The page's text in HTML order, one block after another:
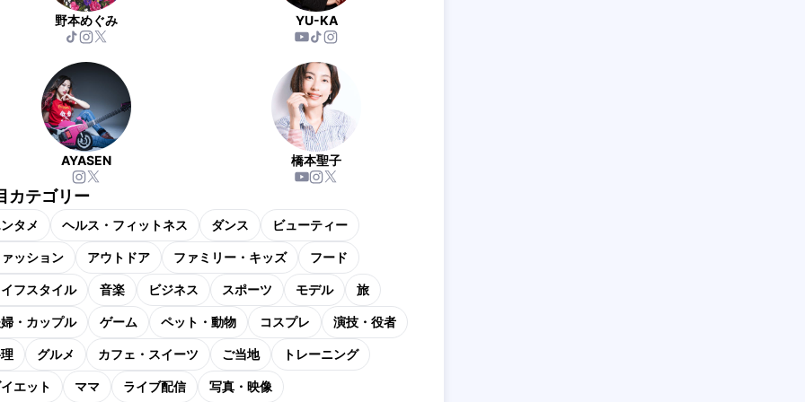
野本めぐみ YU-KA
AYASEN 橋本聖子
カテゴリー
タメ ヘルス・フィットネス ダンス ビューティー
ッション アウトドア ファミリー・キッズ フード
フスタイル 音楽 ビジネス スポーツ モデル 旅
・カップル ゲーム ペット・動物 コスプレ 演技・役者
グルメ カフェ・スイーツ ご当地 トレーニング
エット ママ ライブ配信 写真・映像